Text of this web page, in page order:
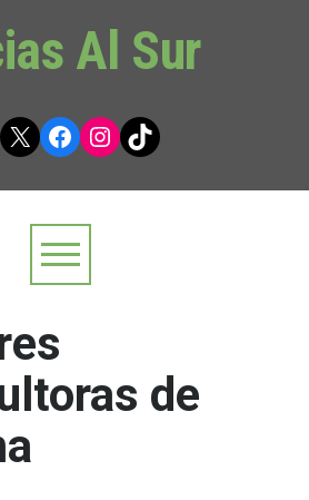
Al Sur
X Facebook
Instagram
TikTok
de